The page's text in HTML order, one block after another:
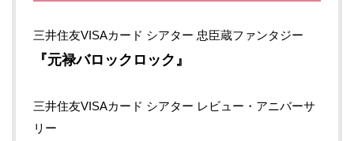
三井住友VISAカード シアター 忠臣蔵ファンタジー
『元禄バロックロック』
三井住友VISAカード シアター レビュー・アニバーサ
リー